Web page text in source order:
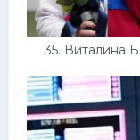
35. Виталина